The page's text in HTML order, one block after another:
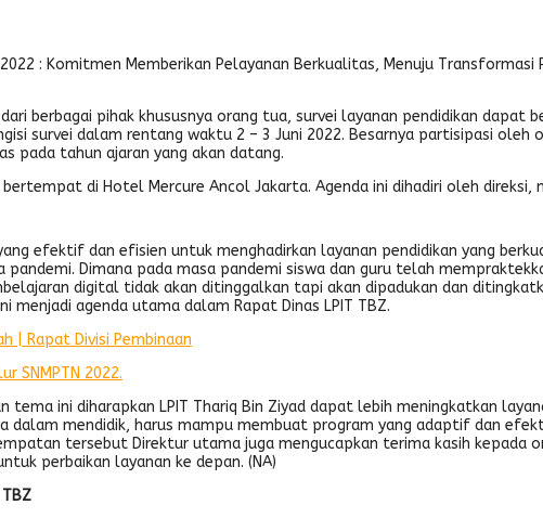
: Komitmen Memberikan Pelayanan Berkualitas, Menuju Transformasi
berbagai pihak khususnya orang tua, survei layanan pendidikan dapat
survei dalam rentang waktu 2 – 3 Juni 2022. Besarnya partisipasi oleh
pada tahun ajaran yang akan datang.
bertempat di Hotel Mercure Ancol Jakarta. Agenda ini dihadiri oleh
efektif dan efisien untuk menghadirkan layanan pendidikan yang
pandemi. Dimana pada masa pandemi siswa dan guru telah
digital tidak akan ditinggalkan tapi akan dipadukan dan
agenda utama dalam Rapat Dinas LPIT TBZ.
| Rapat Divisi Pembinaan
SNMPTN 2022.
tema ini diharapkan LPIT Thariq Bin Ziyad dapat lebih meningkatkan
dalam mendidik, harus mampu membuat program yang adaptif dan
tersebut Direktur utama juga mengucapkan terima kasih kepada
perbaikan layanan ke depan. (NA)